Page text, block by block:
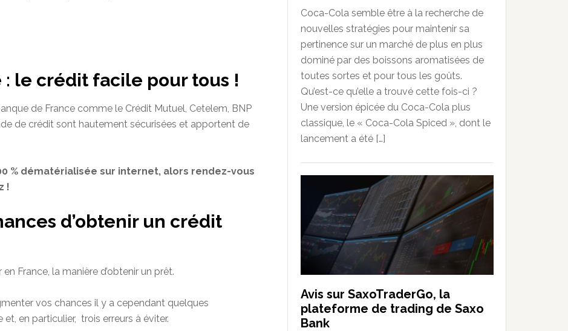
: le crédit facile pour tous !
de France comme le Crédit Mutuel, Cetelem, BNP
de crédit sont hautement sécurisées et apportent de
% dématérialisée sur internet, alors rendez-vous
!
d’obtenir un crédit
France, la manière d’obtenir un prêt.
vos chances il y a cependant quelques
en particulier, trois erreurs à éviter.
Coca-Cola semble être à la recherche de
nouvelles stratégies pour maintenir sa
pertinence sur un marché de plus en plus
dominé par des boissons aromatisées de
toutes sortes et pour tous les goûts.
Qu’est-ce qu’elle a trouvé cette fois-ci ?
Une version épicée du Coca-Cola plus
classique, le « Coca-Cola Spiced », dont le
lancement a été […]
Avis sur SaxoTraderGo, la
plateforme de trading de Saxo
Bank